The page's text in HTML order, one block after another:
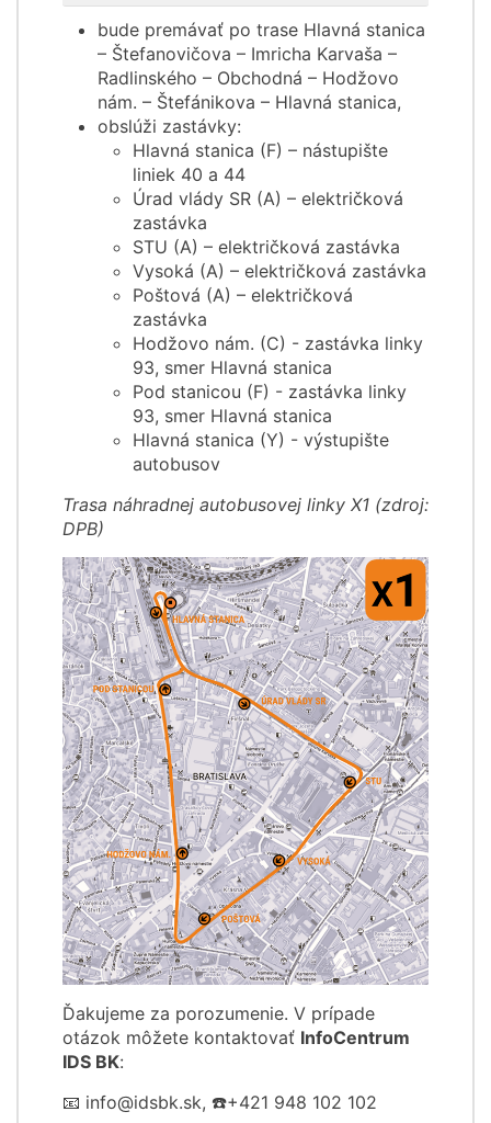
bude premávať po trase Hlavná stanica
– Štefanovičova – Imricha Karvaša –
Radlinského – Obchodná – Hodžovo
nám. – Štefánikova – Hlavná stanica,
obslúži zastávky:
Hlavná stanica (F) – nástupište
liniek 40 a 44
Úrad vlády SR (A) – električková
zastávka
STU (A) – električková zastávka
Vysoká (A) – električková zastávka
Poštová (A) – električková
zastávka
Hodžovo nám. (C) - zastávka linky
93, smer Hlavná stanica
Pod stanicou (F) - zastávka linky
93, smer Hlavná stanica
Hlavná stanica (Y) - výstupište
autobusov
Trasa náhradnej autobusovej linky X1 (zdroj:
DPB)
Ďakujeme za porozumenie. V prípade
otázok môžete kontaktovať InfoCentrum
IDS BK:
📧 info@idsbk.sk, ☎️+421 948 102 102